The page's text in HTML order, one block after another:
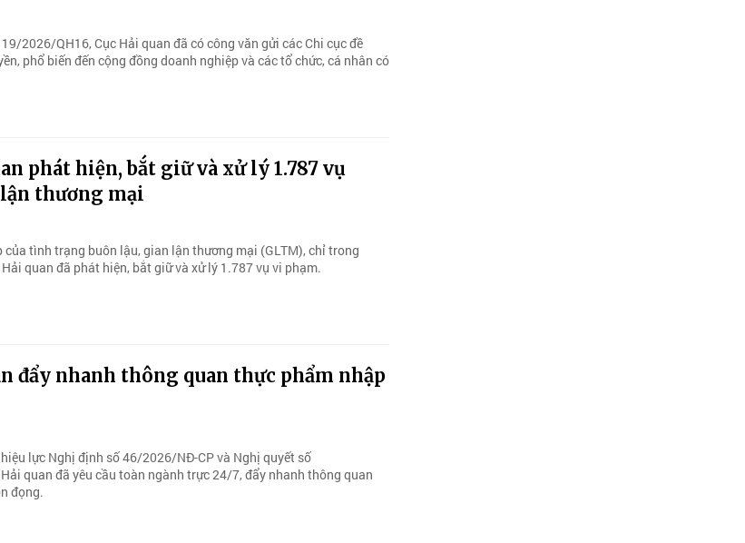
2026/QH16, Cục Hải quan đã có công văn gửi các Chi cục đề
phổ biến đến cộng đồng doanh nghiệp và các tổ chức, cá nhân có
phát hiện, bắt giữ và xử lý 1.787 vụ
thương mại
của tình trạng buôn lậu, gian lận thương mại (GLTM), chỉ trong
quan đã phát hiện, bắt giữ và xử lý 1.787 vụ vi phạm.
đẩy nhanh thông quan thực phẩm nhập
lực Nghị định số 46/2026/NĐ-CP và Nghị quyết số
quan đã yêu cầu toàn ngành trực 24/7, đẩy nhanh thông quan
đọng.